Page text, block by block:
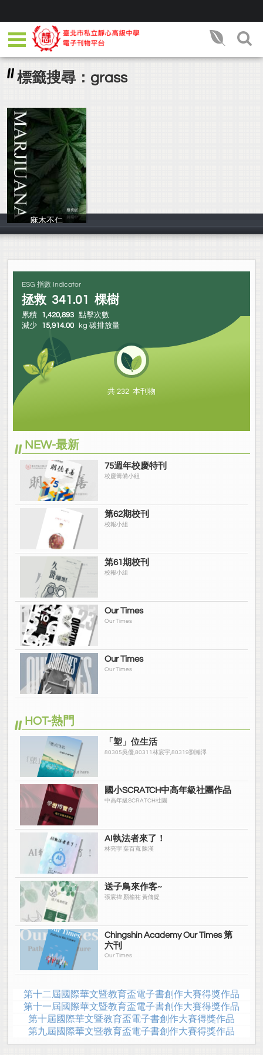
標籤搜尋：grass
麻木不仁
80517黃璿中805
ESG 指數 Indicator
拯救 341.01 棵樹
累積 1,420,893 點擊次數
減少
15,914.00 kg 碳排放量
共 232 本刊物
NEW-最新
75週年校慶特刊
校慶籌備小組
第62期校刊
校報小組
第61期校刊
校報小組
Our Times
Our Times
Our Times
Our Times
HOT-熱門
「塑」位生活
80305吳優,80311林宸宇,80319劉瀚澤
國小SCRATCH中高年級社團作品
中高年級SCRATCH社團
AI執法者來了！
林亮宇 葉百寬 陳漢
送子鳥來作客~
張宸禕 顏榆祐 黃脩媞
Chingshin Academy Our Times 第
六刊
Our TImes
第十二屆國際華文暨教育盃電子書創作大賽得獎作品
第十一屆國際華文暨教育盃電子書創作大賽得獎作品
第十屆國際華文暨教育盃電子書創作大賽得獎作品
第九屆國際華文暨教育盃電子書創作大賽得獎作品